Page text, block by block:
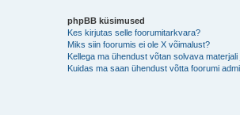
phpBB küsimused
Kes kirjutas selle foorumitarkvara?
Miks siin foorumis ei ole X võimalust?
Kellega ma ühendust võtan solvava
Kuidas ma saan ühendust võtta foorumi